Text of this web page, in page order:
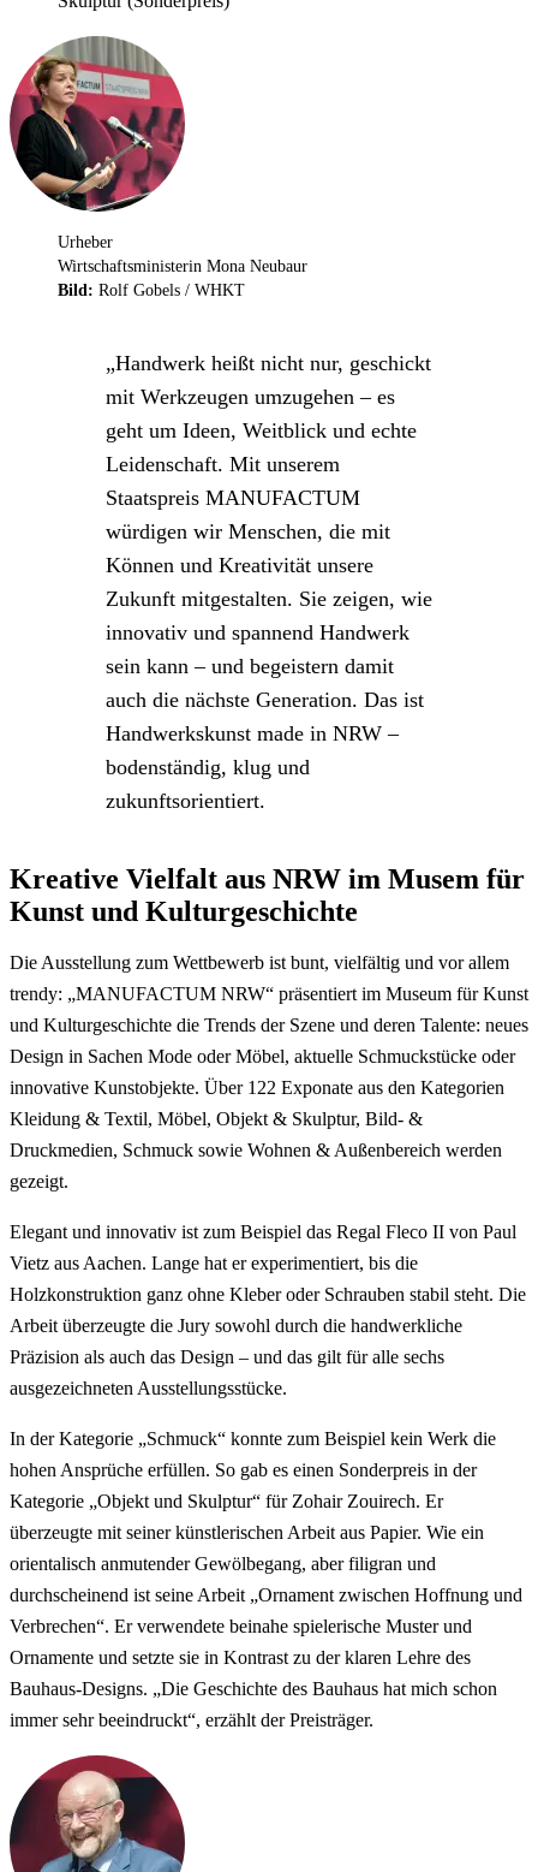
Urheber
Wirtschaftsministerin Mona Neubaur
Bild: Rolf Gobels / WHKT
Handwerk heißt nicht nur, geschickt
mit Werkzeugen umzugehen – es
geht um Ideen, Weitblick und echte
Leidenschaft. Mit unserem
Staatspreis MANUFACTUM
würdigen wir Menschen, die mit
Können und Kreativität unsere
Zukunft mitgestalten. Sie zeigen, wie
innovativ und spannend Handwerk
sein kann – und begeistern damit
auch die nächste Generation. Das ist
Handwerkskunst made in NRW –
bodenständig, klug und
zukunftsorientiert.
Kreative Vielfalt aus NRW im Musem für
Kunst und Kulturgeschichte
Die Ausstellung zum Wettbewerb ist bunt, vielfältig und vor allem
trendy: „MANUFACTUM NRW“ präsentiert im Museum für Kunst
und Kulturgeschichte die Trends der Szene und deren Talente: neues
Design in Sachen Mode oder Möbel, aktuelle Schmuckstücke oder
innovative Kunstobjekte. Über 122 Exponate aus den Kategorien
Kleidung & Textil, Möbel, Objekt & Skulptur, Bild- &
Druckmedien, Schmuck sowie Wohnen & Außenbereich werden
gezeigt.
Elegant und innovativ ist zum Beispiel das Regal Fleco II von Paul
Vietz aus Aachen. Lange hat er experimentiert, bis die
Holzkonstruktion ganz ohne Kleber oder Schrauben stabil steht. Die
Arbeit überzeugte die Jury sowohl durch die handwerkliche
Präzision als auch das Design – und das gilt für alle sechs
ausgezeichneten Ausstellungsstücke.
In der Kategorie „Schmuck“ konnte zum Beispiel kein Werk die
hohen Ansprüche erfüllen. So gab es einen Sonderpreis in der
Kategorie „Objekt und Skulptur“ für Zohair Zouirech. Er
überzeugte mit seiner künstlerischen Arbeit aus Papier. Wie ein
orientalisch anmutender Gewölbegang, aber filigran und
durchscheinend ist seine Arbeit „Ornament zwischen Hoffnung und
Verbrechen“. Er verwendete beinahe spielerische Muster und
Ornamente und setzte sie in Kontrast zu der klaren Lehre des
Bauhaus-Designs. „Die Geschichte des Bauhaus hat mich schon
immer sehr beeindruckt“, erzählt der Preisträger.